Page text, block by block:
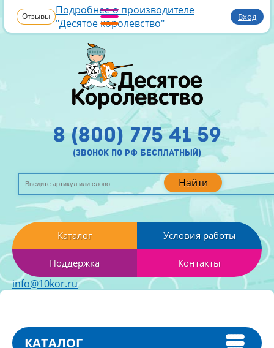
Отзывы Подробнее о производителе
"Десятое королевство"
Вход
Найти
8 (800) 775 41 59
(звонок по рф бесплатный)
Каталог Условия работы
Поддержка Контакты
info@10kor.ru
КАТАЛОГ